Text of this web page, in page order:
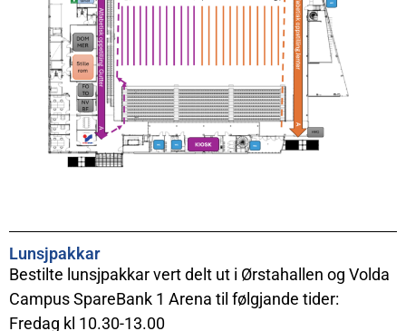
Lunsjpakkar
Bestilte lunsjpakkar vert delt ut i Ørstahallen og Volda
Campus SpareBank 1 Arena til følgjande tider:
Fredag kl 10.30-13.00